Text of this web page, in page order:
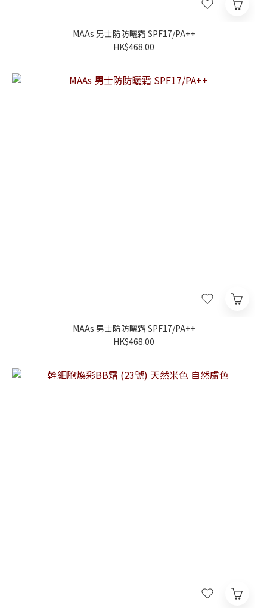
MAAs 男士防防曬霜 SPF17/PA++
HK$468.00
MAAs 男士防防曬霜 SPF17/PA++
HK$468.00